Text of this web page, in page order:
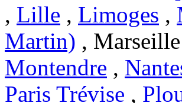
, Lille , Limoges ,
Martin) ,
Montendre ,
Paris Trévise ,